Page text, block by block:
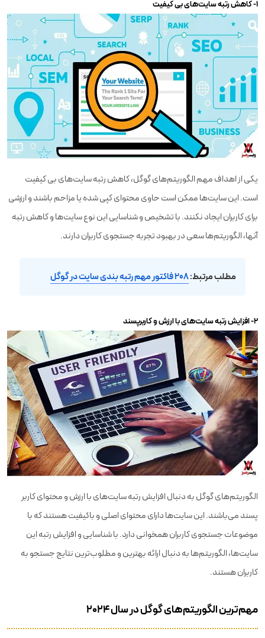
۱- کاهش رتبه سایت‌های بی کیفیت
یکی از اهداف مهم الگوریتم‌های گوگل، کاهش رتبه سایت‌های بی کیفیت
است. این سایت‌ها ممکن است حاوی محتوای کپی شده یا مزاحم باشند و ارزشی
برای کاربران ایجاد نکنند. با تشخیص و شناسایی این نوع سایت‌ها و کاهش رتبه
آنها، الگوریتم‌ها سعی در بهبود تجربه جستجوی کاربران دارند.
مطلب مرتبط:۲۰۸ فاکتور مهم رتبه بندی سایت در گوگل
۲- افزایش رتبه سایت‌های با ارزش و کاربرپسند
الگوریتم‌های گوگل به دنبال افزایش رتبه سایت‌های با ارزش و محتوای کاربر
پسند می‌باشند. این سایت‌ها دارای محتوای اصلی و باکیفیت هستند که با
موضوعات جستجوی کاربران همخوانی دارد. با شناسایی و افزایش رتبه این
سایت‌ها، الگوریتم‌ها به دنبال ارائه بهترین و مطلوب‌ترین نتایج جستجو به
کاربران هستند.
مهم‌ترین الگوریتم‌های گوگل در سال ۲۰۲۴